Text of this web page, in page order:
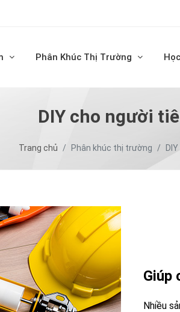
Phân Khúc Thị Trường
DIY cho người
Trang chủ Phân khúc thị trường
Giúp
Nhiều